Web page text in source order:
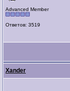
Advanced Member
Ответов: 3519
Xander